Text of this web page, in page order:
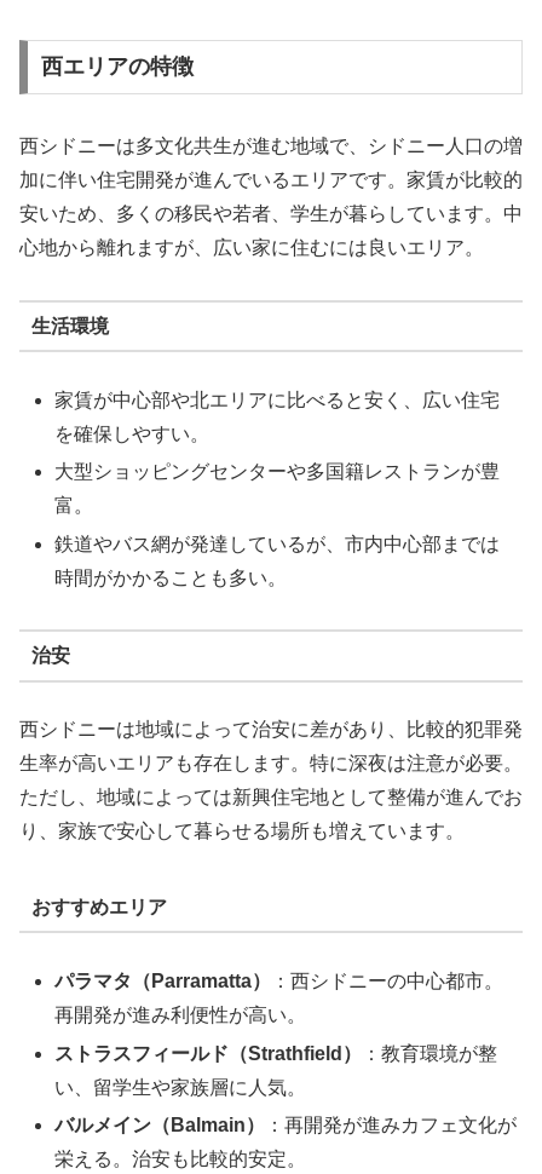
西エリアの特徴
西シドニーは多文化共生が進む地域で、シドニー人口の増
加に伴い住宅開発が進んでいるエリアです。家賃が比較的
安いため、多くの移民や若者、学生が暮らしています。中
心地から離れますが、広い家に住むには良いエリア。
生活環境
家賃が中心部や北エリアに比べると安く、広い住宅
を確保しやすい。
大型ショッピングセンターや多国籍レストランが豊
富。
鉄道やバス網が発達しているが、市内中心部までは
時間がかかることも多い。
治安
西シドニーは地域によって治安に差があり、比較的犯罪発
生率が高いエリアも存在します。特に深夜は注意が必要。
ただし、地域によっては新興住宅地として整備が進んでお
り、家族で安心して暮らせる場所も増えています。
おすすめエリア
パラマタ（Parramatta）
：西シドニーの中心都市。
再開発が進み利便性が高い。
ストラスフィールド（Strathfield）
：教育環境が整
い、留学生や家族層に人気。
バルメイン（Balmain）
：再開発が進みカフェ文化が
栄える。治安も比較的安定。